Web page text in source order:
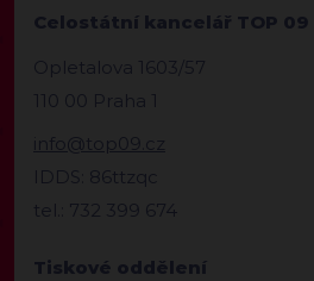
Celostátní kancelář TOP 09
Opletalova 1603/57
110 00 Praha 1
info@top09.cz
IDDS: 86ttzqc
tel.: 732 399 674
Tiskové oddělení